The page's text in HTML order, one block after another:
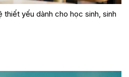
thiết yếu dành cho học sinh, sinh